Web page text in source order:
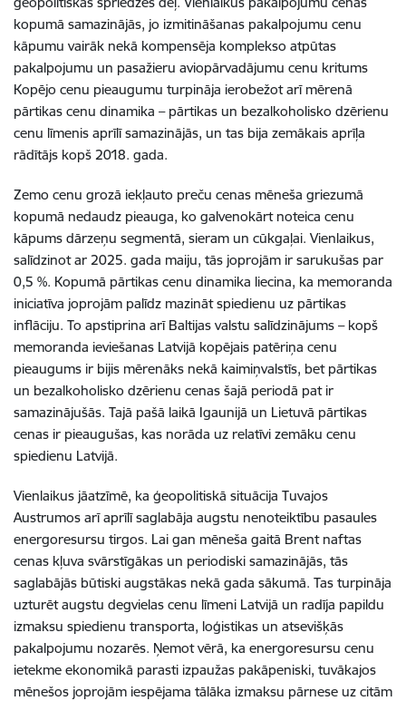
kopumā samazinājās, jo izmitināšanas pakalpojumu cenu
kāpumu vairāk nekā kompensēja komplekso atpūtas
pakalpojumu un pasažieru aviopārvadājumu cenu kritums
Kopējo cenu pieaugumu turpināja ierobežot arī mērenā
pārtikas cenu dinamika – pārtikas un bezalkoholisko dzērienu
cenu līmenis aprīlī samazinājās, un tas bija zemākais aprīļa
rādītājs kopš 2018. gada.
Zemo cenu grozā iekļauto preču cenas mēneša griezumā
kopumā nedaudz pieauga, ko galvenokārt noteica cenu
kāpums dārzeņu segmentā, sieram un cūkgaļai. Vienlaikus,
salīdzinot ar 2025. gada maiju, tās joprojām ir sarukušas par
0,5 %. Kopumā pārtikas cenu dinamika liecina, ka memoranda
iniciatīva joprojām palīdz mazināt spiedienu uz pārtikas
inflāciju. To apstiprina arī Baltijas valstu salīdzinājums – kopš
memoranda ieviešanas Latvijā kopējais patēriņa cenu
pieaugums ir bijis mērenāks nekā kaimiņvalstīs, bet pārtikas
un bezalkoholisko dzērienu cenas šajā periodā pat ir
samazinājušās. Tajā pašā laikā Igaunijā un Lietuvā pārtikas
cenas ir pieaugušas, kas norāda uz relatīvi zemāku cenu
spiedienu Latvijā.
Vienlaikus jāatzīmē, ka ģeopolitiskā situācija Tuvajos
Austrumos arī aprīlī saglabāja augstu nenoteiktību pasaules
energoresursu tirgos. Lai gan mēneša gaitā Brent naftas
cenas kļuva svārstīgākas un periodiski samazinājās, tās
saglabājās būtiski augstākas nekā gada sākumā. Tas turpināja
uzturēt augstu degvielas cenu līmeni Latvijā un radīja papildu
izmaksu spiedienu transporta, loģistikas un atsevišķās
pakalpojumu nozarēs. Ņemot vērā, ka energoresursu cenu
ietekme ekonomikā parasti izpaužas pakāpeniski, tuvākajos
mēnešos joprojām iespējama tālāka izmaksu pārnese uz citām